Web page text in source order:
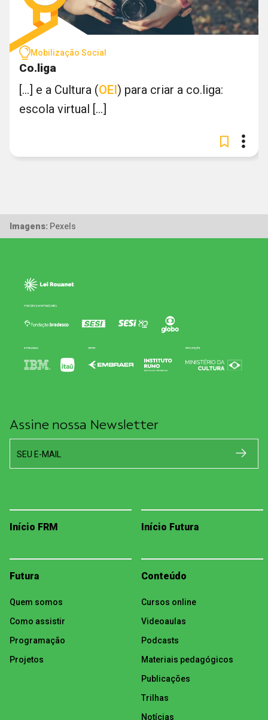
Mobilização Social
Co.liga
[...] e a Cultura (OEI) para criar a co.liga:
escola virtual [...]
Imagens: Pexels
Assine nossa Newsletter
SEU E-MAIL
Início FRM Início Futura
Futura
Quem somos
Como assistir
Programação
Projetos
Conteúdo
Cursos online
Videoaulas
Podcasts
Materiais pedagógicos
Publicações
Trilhas
Notícias